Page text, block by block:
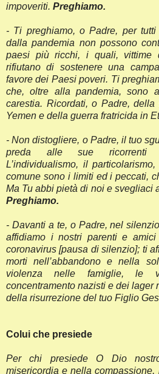
impoveriti. Preghiamo.
- Ti preghiamo, o Padre, per
dalla pandemia non possono
paesi più ricchi, i quali, vittime
rifiutano di sostenere una
favore dei Paesi poveri. Ti
che, oltre alla pandemia, sono
carestia. Ricordati, o Padre,
Yemen e della guerra fratricida in
- Non distogliere, o Padre, il tuo
preda alle sue ricorrenti
L’individualismo, il
comune sono i limiti ed i peccati,
Ma Tu abbi pietà di noi e svegliaci
Preghiamo.
- Davanti a te, o Padre, nel
affidiamo i nostri parenti e
coronavirus [pausa di silenzio]; ti
morti nell’abbandono e nella
violenza nelle famiglie, le
concentramento nazisti e dei lager
della risurrezione del tuo Figlio
Colui che presiede
Per chi presiede O Dio
misericordia e nella